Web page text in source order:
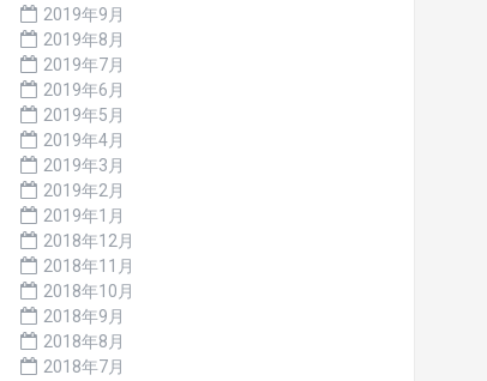
2019年9月
2019年8月
2019年7月
2019年6月
2019年5月
2019年4月
2019年3月
2019年2月
2019年1月
2018年12月
2018年11月
2018年10月
2018年9月
2018年8月
2018年7月